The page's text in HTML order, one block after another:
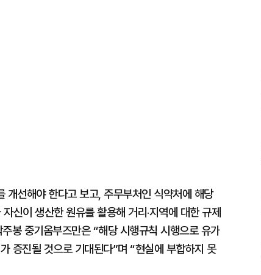
개선해야 한다고 보고, 주무부처인 식약처에 해당
신이 생산한 원유를 활용해 거리‧지역에 대한 규제
봉 중기옴부즈만은 “해당 시행규칙 시행으로 유가
증진될 것으로 기대된다”며 “현실에 부합하지 못